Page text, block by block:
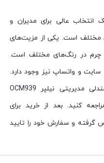
انتخاب عالی برای مدیران و
مختلف است. یکی از مزیت‌های
چرم در رنگ‌های مختلف است.
و واتساپ نیز وجود دارد.
برای دیدن محصولات بیشتر و صندلی مدیریتی نیلپر OCM939
کنید. بعد از خرید برای
گرفته و سفارش خود را تایید